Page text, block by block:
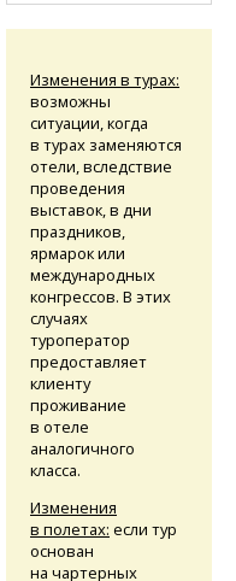
Изменения в турах:
возможны
ситуации, когда
в турах заменяются
отели, вследствие
проведения
выставок, в дни
праздников,
ярмарок или
международных
конгрессов. В этих
случаях
туроператор
предоставляет
клиенту
проживание
в отеле
аналогичного
класса.
Изменения
в полетах: если тур
основан
на чартерных